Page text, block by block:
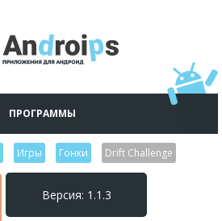
ПРОГРАММЫ
Игры Гонки Drift Challenge
Версия: 1.1.3